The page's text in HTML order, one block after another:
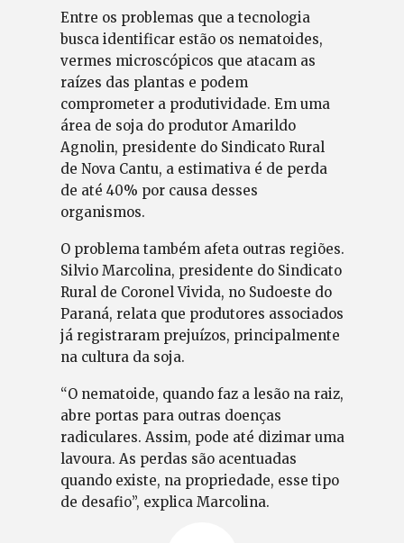
Entre os problemas que a tecnologia
busca identificar estão os nematoides,
vermes microscópicos que atacam as
raízes das plantas e podem
comprometer a produtividade. Em uma
área de soja do produtor Amarildo
Agnolin, presidente do Sindicato Rural
de Nova Cantu, a estimativa é de perda
de até 40% por causa desses
organismos.
O problema também afeta outras regiões.
Silvio Marcolina, presidente do Sindicato
Rural de Coronel Vivida, no Sudoeste do
Paraná, relata que produtores associados
já registraram prejuízos, principalmente
na cultura da soja.
“O nematoide, quando faz a lesão na raiz,
abre portas para outras doenças
radiculares. Assim, pode até dizimar uma
lavoura. As perdas são acentuadas
quando existe, na propriedade, esse tipo
de desafio”, explica Marcolina.